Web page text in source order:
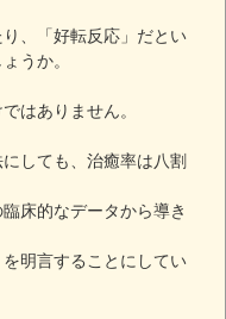
、「好転反応」だとい
うか。
はありません。
しても、治癒率は八割
床的なデータから導き
明言することにしてい